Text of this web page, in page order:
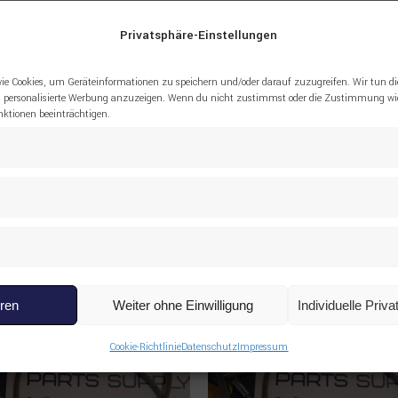
Privatsphäre-Einstellungen
Cookies, um Geräteinformationen zu speichern und/oder darauf zuzugreifen. Wir tun
Werbung anzuzeigen. Wenn du nicht zustimmst oder die Zustimmung
beeinträchtigen.
Weiter ohne Einwilligung Individuelle
Cookie-RichtlinieDatenschutzImpressum
SEITE